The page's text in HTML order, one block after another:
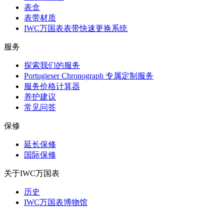
表盒
表带材质
IWC万国表表带快速更换系统
服务
探索我们的服务
Portugieser Chronograph 专属定制服务
服务价格计算器
养护建议
常见问答
保修
延长保修
国际保修
关于IWC万国表
历史
IWC万国表博物馆